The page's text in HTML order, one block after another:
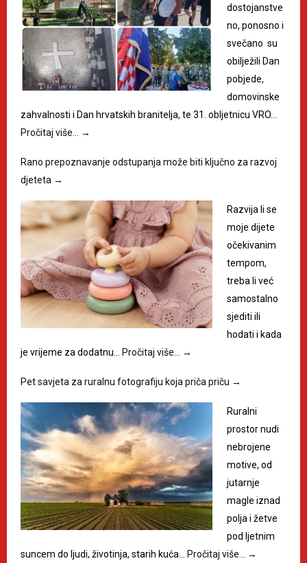
dostojanstve
no, ponosno i
svečano su
obilježili Dan
pobjede,
domovinske
zahvalnosti i Dan hrvatskih branitelja, te 31. obljetnicu VRO…
Pročitaj više… →
Rano prepoznavanje odstupanja može biti ključno za razvoj
djeteta →
Razvija li se
moje dijete
očekivanim
tempom,
treba li već
samostalno
sjediti ili
hodati i kada
je vrijeme za dodatnu… Pročitaj više… →
Pet savjeta za ruralnu fotografiju koja priča priču →
Ruralni
prostor nudi
nebrojene
motive, od
jutarnje
magle iznad
polja i žetve
pod ljetnim
suncem do ljudi, životinja, starih kuća… Pročitaj više… →